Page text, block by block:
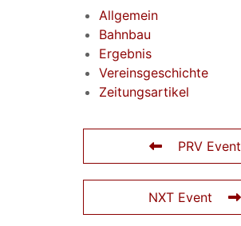
Allgemein
Bahnbau
Ergebnis
Vereinsgeschichte
Zeitungsartikel
PRV Event
NXT Event